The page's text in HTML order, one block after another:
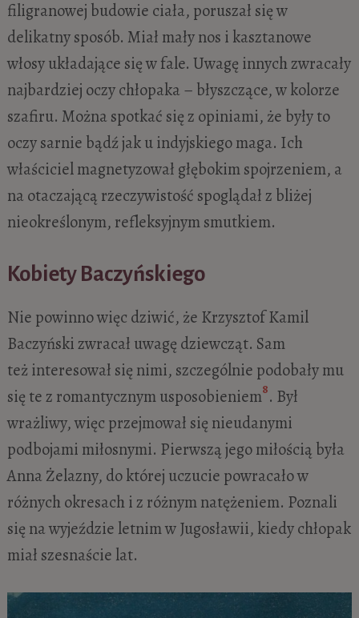
filigranowej budowie ciała, poruszał się w
delikatny sposób. Miał mały nos i kasztanowe
włosy układające się w fale. Uwagę innych zwracały
najbardziej oczy chłopaka – błyszczące, w kolorze
szafiru. Można spotkać się z opiniami, że były to
oczy sarnie bądź jak u indyjskiego maga. Ich
właściciel magnetyzował głębokim spojrzeniem, a
na otaczającą rzeczywistość spoglądał z bliżej
nieokreślonym, refleksyjnym smutkiem.
Kobiety Baczyńskiego
Nie powinno więc dziwić, że Krzysztof Kamil
Baczyński zwracał uwagę dziewcząt. Sam
też interesował się nimi, szczególnie podobały mu
się te z romantycznym usposobieniem8. Był
wrażliwy, więc przejmował się nieudanymi
podbojami miłosnymi. Pierwszą jego miłością była
Anna Żelazny, do której uczucie powracało w
różnych okresach i z różnym natężeniem. Poznali
się na wyjeździe letnim w Jugosławii, kiedy chłopak
miał szesnaście lat.